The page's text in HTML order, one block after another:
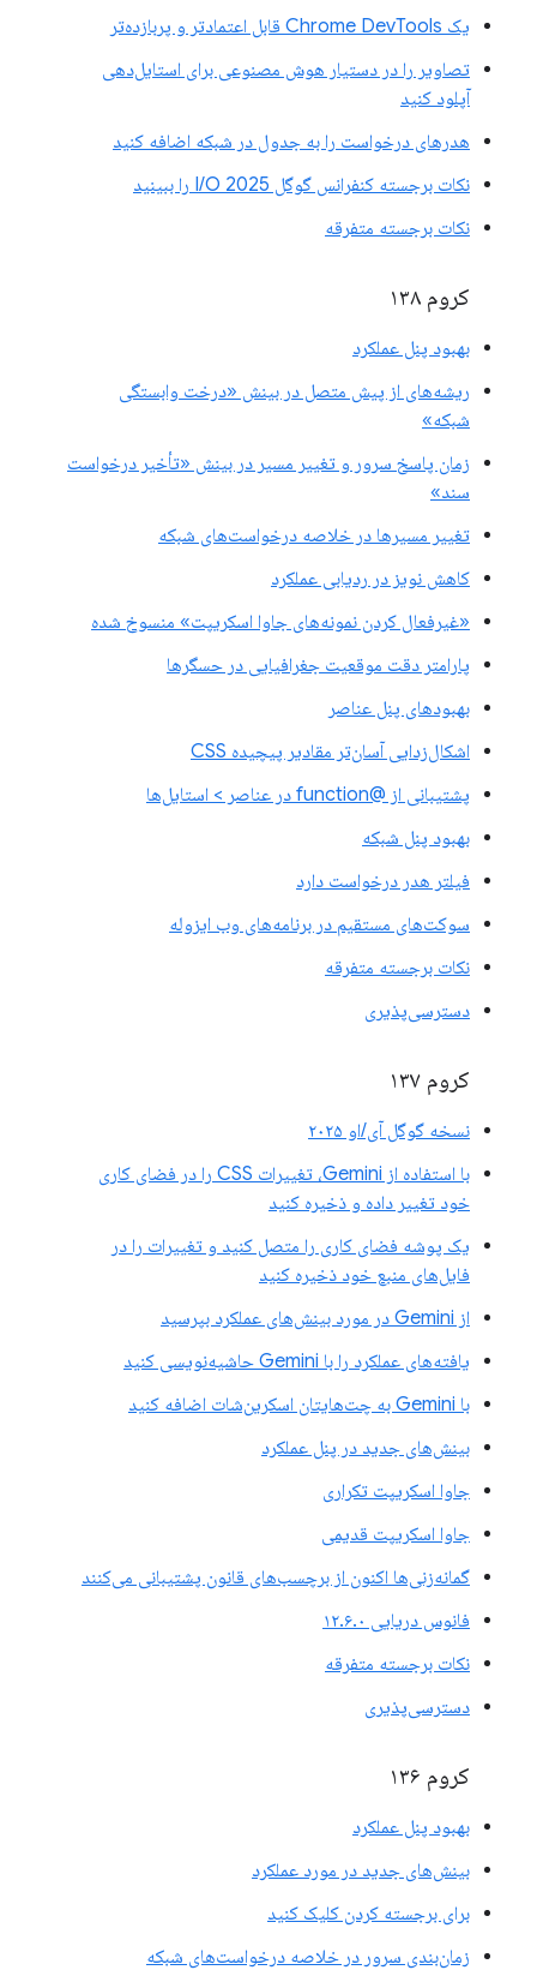
یک Chrome DevTools قابل اعتمادتر و پربازده‌تر
تصاویر را در دستیار هوش مصنوعی برای استایل‌دهی
آپلود کنید
هدرهای درخواست را به جدول در شبکه اضافه کنید
نکات برجسته کنفرانس گوگل I/O 2025 را ببینید
نکات برجسته متفرقه
کروم ۱۳۸
بهبود پنل عملکرد
ریشه‌های از پیش متصل در بینش «درخت وابستگی
شبکه»
زمان پاسخ سرور و تغییر مسیر در بینش «تأخیر درخواست
سند»
تغییر مسیرها در خلاصه درخواست‌های شبکه
کاهش نویز در ردیابی عملکرد
«غیرفعال کردن نمونه‌های جاوا اسکریپت» منسوخ شده
پارامتر دقت موقعیت جغرافیایی در حسگرها
بهبودهای پنل عناصر
اشکال‌زدایی آسان‌تر مقادیر پیچیده CSS
پشتیبانی از @function در عناصر > استایل‌ها
بهبود پنل شبکه
فیلتر هدر درخواست دارد
سوکت‌های مستقیم در برنامه‌های وب ایزوله
نکات برجسته متفرقه
دسترسی‌پذیری
کروم ۱۳۷
نسخه گوگل آی/او ۲۰۲۵
با استفاده از Gemini، تغییرات CSS را در فضای کاری
خود تغییر داده و ذخیره کنید
یک پوشه فضای کاری را متصل کنید و تغییرات را در
فایل‌های منبع خود ذخیره کنید
از Gemini در مورد بینش‌های عملکرد بپرسید
یافته‌های عملکرد را با Gemini حاشیه‌نویسی کنید
با Gemini به چت‌هایتان اسکرین‌شات اضافه کنید
بینش‌های جدید در پنل عملکرد
جاوا اسکریپت تکراری
جاوا اسکریپت قدیمی
گمانه‌زنی‌ها اکنون از برچسب‌های قانون پشتیبانی می‌کنند
فانوس دریایی ۱۲.۶.۰
نکات برجسته متفرقه
دسترسی‌پذیری
کروم ۱۳۶
بهبود پنل عملکرد
بینش‌های جدید در مورد عملکرد
برای برجسته کردن کلیک کنید
زمان‌بندی سرور در خلاصه درخواست‌های شبکه